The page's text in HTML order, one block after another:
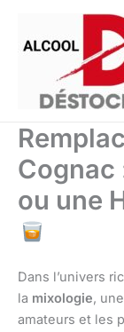
contenu
Cognac
ou une
Dans l’univers
la mixologie,
amateurs et les